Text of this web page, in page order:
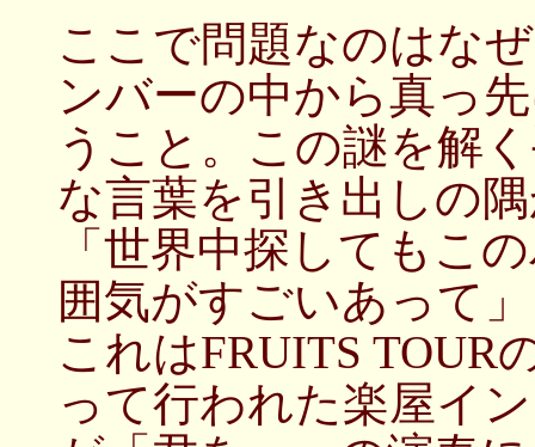
ここで問題なのはな
ンバーの中から真っ
うこと。この謎を解
な言葉を引き出しの
「世界中探してもこ
囲気がすごいあって」
これはFRUITS TOUR
って行われた楽屋イ